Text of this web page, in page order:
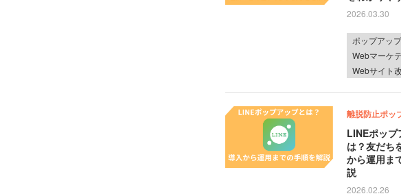
2026.03.30
ポップアッ
Webマーケ
Webサイト
離脱防止ポッ
LINEポップ
は？友だち
から運用ま
説
2026.02.26